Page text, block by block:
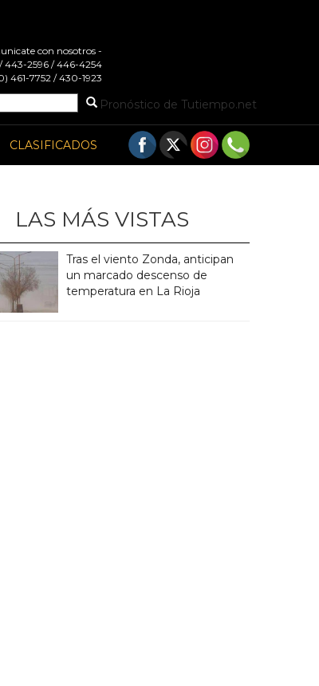
con nosotros -
443-2596 / 446-4254
461-7752 / 430-1923
Pronóstico de Tutiempo.net
CLASIFICADOS
LAS MÁS VISTAS
Tras el viento Zonda, anticipan
un marcado descenso de
temperatura en La Rioja